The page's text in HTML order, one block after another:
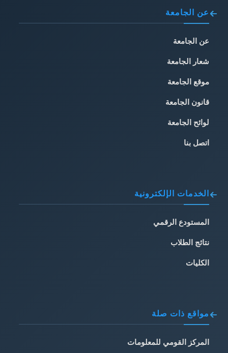
عن الجامعة
عن الجامعة
شعار الجامعة
موقع الجامعة
قانون الجامعة
لوائح الجامعة
اتصل بنا
الخدمات الإلكترونية
المستودع الرقمي
نتائج الطلاب
الكليات
مواقع ذات صلة
المركز القومي للمعلومات